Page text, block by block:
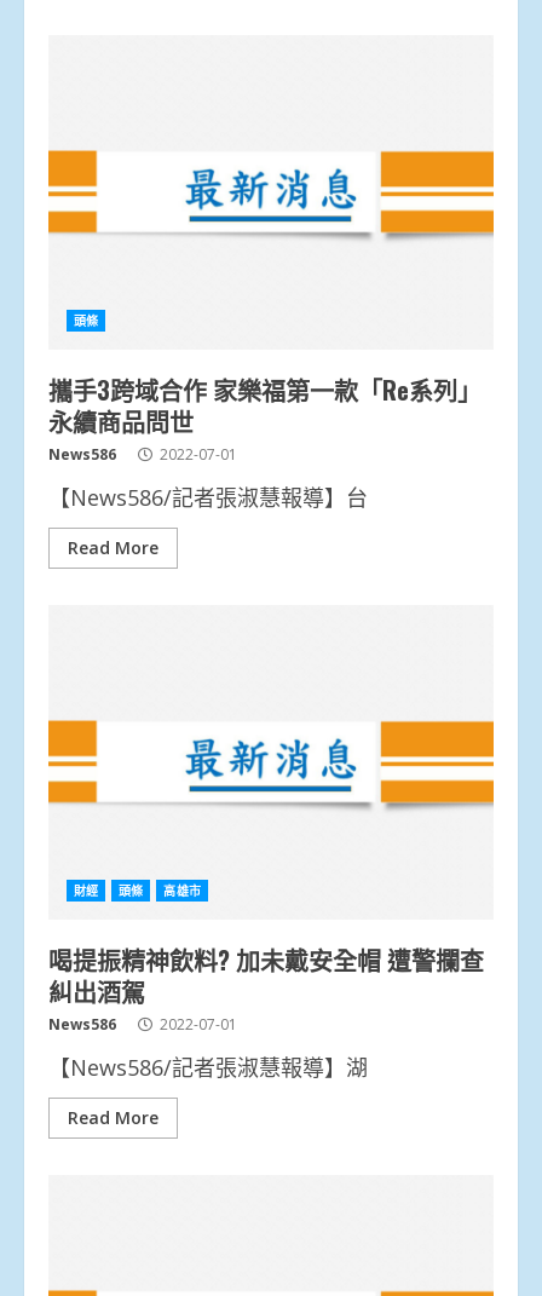
頭條
攜手3跨域合作 家樂福第一款「Re系列」
永續商品問世
News586 2022-07-01
【News586/記者張淑慧報導】台
Read More
財經 頭條 高雄市
喝提振精神飲料? 加未戴安全帽 遭警攔查
糾出酒駕
News586 2022-07-01
【News586/記者張淑慧報導】湖
Read More